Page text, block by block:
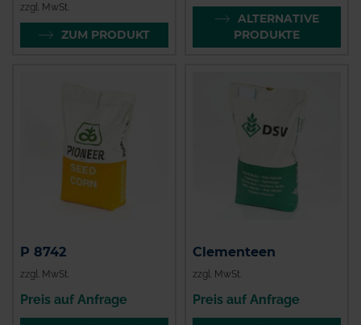
zzgl. MwSt.
ZUM PRODUKT
ALTERNATIVE
PRODUKTE
P 8742
zzgl. MwSt.
Preis auf Anfrage
Clementeen
zzgl. MwSt.
Preis auf Anfrage